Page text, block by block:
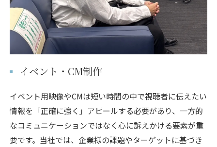
イベント・CM制作
イベント用映像やCMは短い時間の中で視聴者に伝えたい
情報を「正確に強く」アピールする必要があり、一方的
なコミュニケーションではなく心に訴えかける要素が重
要です。当社では、企業様の課題やターゲットに基づき